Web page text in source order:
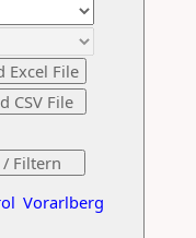
Vorarlberg